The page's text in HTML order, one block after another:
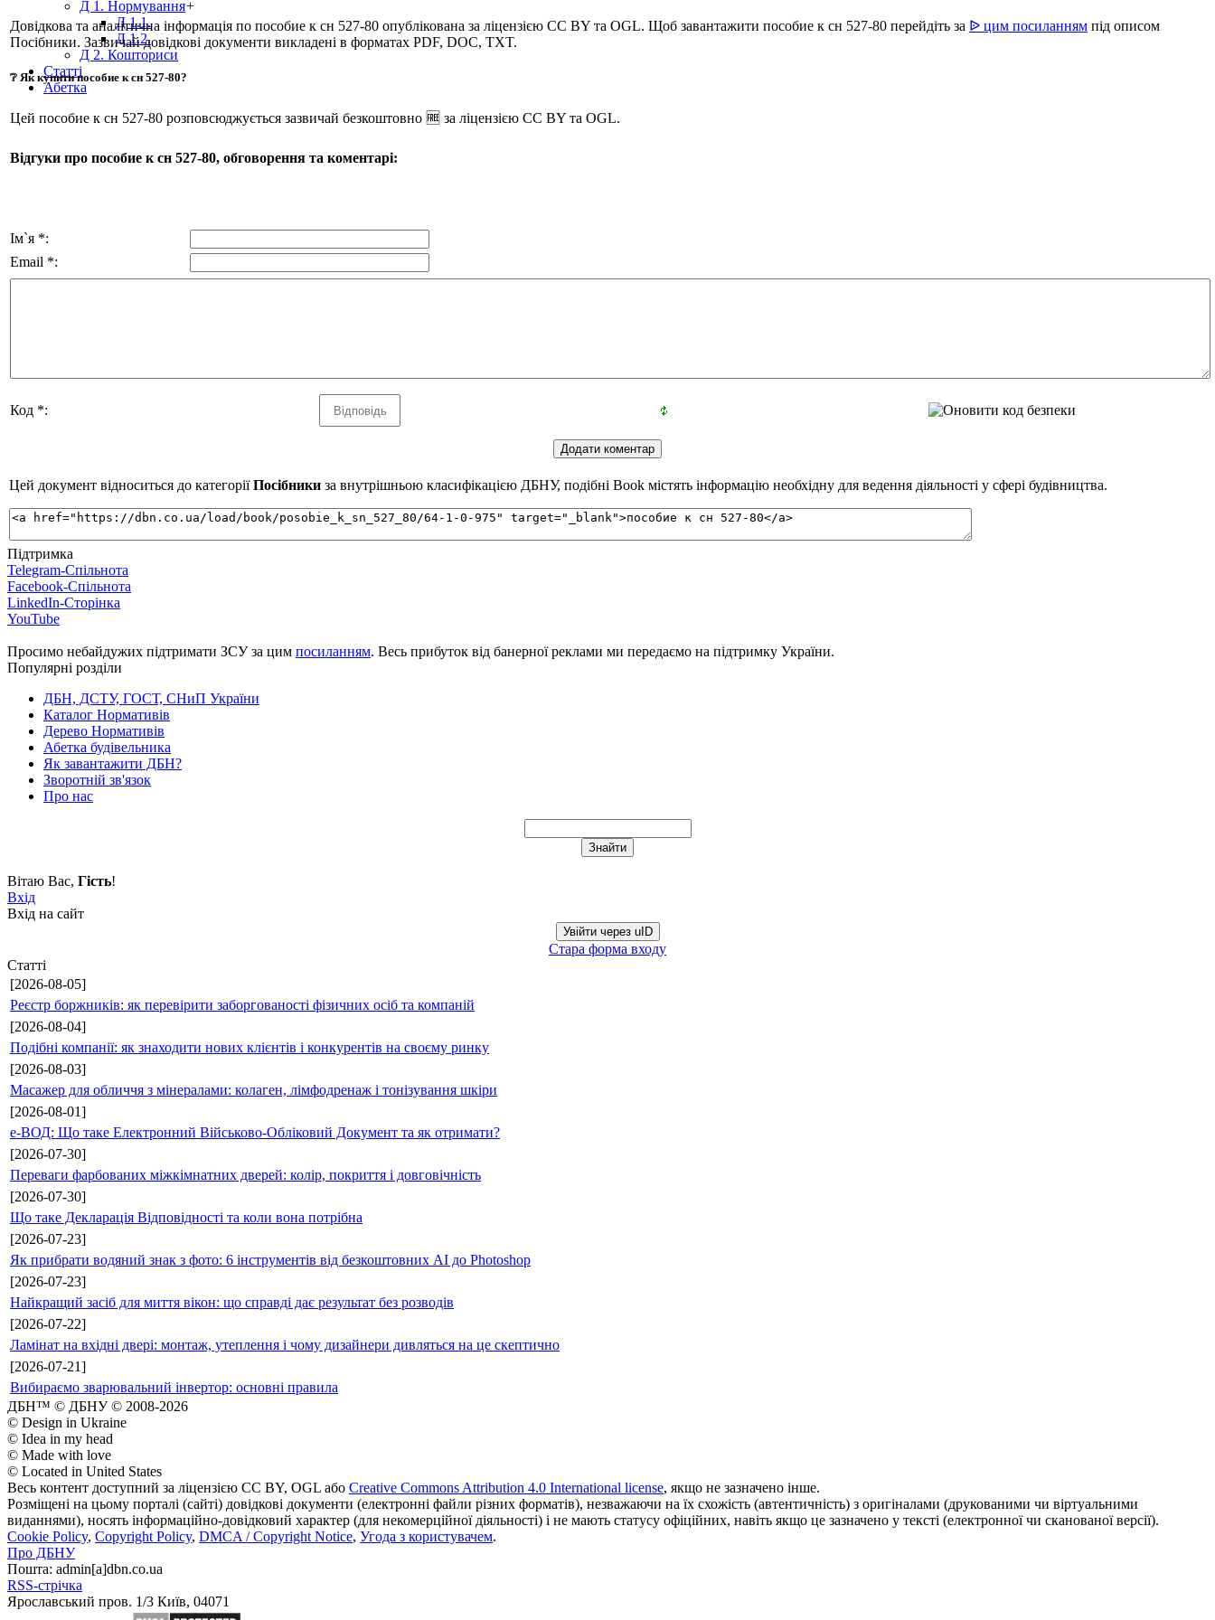
Д 1. Нормування+
Д 1.1.
Д 1.2.
Д 2. Кошториси
Статті
Абетка
Довідкова та аналітична інформація по пособие к сн 527-80 опублікована за ліцензією CC BY та OGL. Щоб завантажити пособие к сн 527-80 перейдіть за ᐉ цим посиланням під описом
Посібники. Зазвичай довідкові документи викладені в форматах PDF, DOC, TXT.
❔ Як купити пособие к сн 527-80?
Цей пособие к сн 527-80 розповсюджується зазвичай безкоштовно 🆓 за ліцензією CC BY та OGL.
Відгуки про пособие к сн 527-80, обговорення та коментарі:
Ім`я *:
Email *:
Код *:
Цей документ відноситься до категоріїПосібники за внутрішньою класифікацією ДБНУ, подібні Book містять інформацію необхідну для ведення діяльності у сфері будівництва.
Підтримка
Telegram-Спільнота
Facebook-Спільнота
LinkedIn-Сторінка
YouTube
Просимо небайдужих підтримати ЗСУ за цим посиланням. Весь прибуток від банерної реклами ми передаємо на підтримку України.
Популярні розділи
ДБН, ДСТУ, ГОСТ, СНиП України
Каталог Нормативів
Дерево Нормативів
Абетка будівельника
Як завантажити ДБН?
Зворотній зв'язок
Про нас
Вітаю Вас, Гість!
Вхід
Вхід на сайт
Увійти через uID
Стара форма входу
Статті
[2026-08-05]
Реєстр боржників: як перевірити заборгованості фізичних осіб та компаній
[2026-08-04]
Подібні компанії: як знаходити нових клієнтів і конкурентів на своєму ринку
[2026-08-03]
Масажер для обличчя з мінералами: колаген, лімфодренаж і тонізування шкіри
[2026-08-01]
е-ВОД: Що таке Електронний Військово-Обліковий Документ та як отримати?
[2026-07-30]
Переваги фарбованих міжкімнатних дверей: колір, покриття і довговічність
[2026-07-30]
Що таке Декларація Відповідності та коли вона потрібна
[2026-07-23]
Як прибрати водяний знак з фото: 6 інструментів від безкоштовних AI до Photoshop
[2026-07-23]
Найкращий засіб для миття вікон: що справді дає результат без розводів
[2026-07-22]
Ламінат на вхідні двері: монтаж, утеплення і чому дизайнери дивляться на це скептично
[2026-07-21]
Вибираємо зварювальний інвертор: основні правила
ДБН™ © ДБНУ © 2008-2026
© Design in Ukraine
© Idea in my head
© Made with love
© Located in United States
Весь контент доступний за ліцензією CC BY, OGL або Creative Commons Attribution 4.0 International license, якщо не зазначено інше.
Розміщені на цьому порталі (сайті) довідкові документи (електронні файли різних форматів), незважаючи на їх схожість (автентичність) з оригіналами (друкованими чи віртуальними
виданнями), носять інформаційно-довідковий характер (для некомерційної діяльності) і не мають статусу офіційних, навіть якщо це зазначено у тексті (електронної чи сканованої версії).
Cookie Policy, Copyright Policy, DMCA / Copyright Notice, Угода з користувачем.
Про ДБНУ
Пошта: admin[а]dbn.co.ua
RSS-стрічка
Ярославський пров. 1/3 Київ, 04071